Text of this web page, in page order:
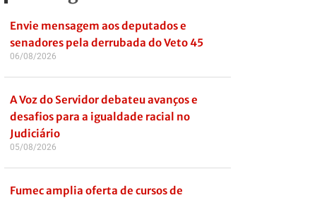
Envie mensagem aos deputados e
senadores pela derrubada do Veto 45
06/08/2026
A Voz do Servidor debateu avanços e
desafios para a igualdade racial no
Judiciário
05/08/2026
Fumec amplia oferta de cursos de